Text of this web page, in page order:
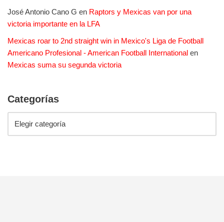
José Antonio Cano G en Raptors y Mexicas van por una
victoria importante en la LFA
Mexicas roar to 2nd straight win in Mexico's Liga de Football
Americano Profesional - American Football International en
Mexicas suma su segunda victoria
Categorías